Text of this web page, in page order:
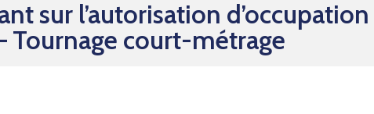
sur l’autorisation
Tournage court-métrage